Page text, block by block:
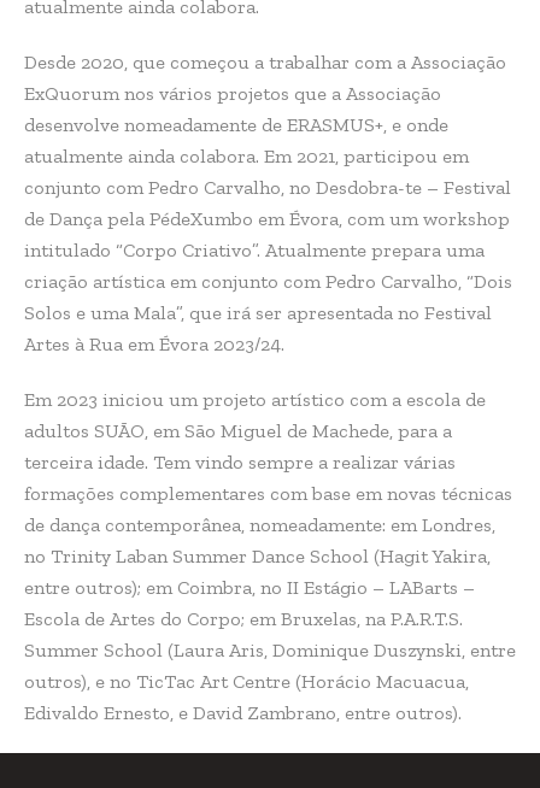
atualmente ainda colabora.
Desde 2020, que começou a trabalhar com a Associação
ExQuorum nos vários projetos que a Associação
desenvolve nomeadamente de ERASMUS+, e onde
atualmente ainda colabora. Em 2021, participou em
conjunto com Pedro Carvalho, no Desdobra-te – Festival
de Dança pela PédeXumbo em Évora, com um workshop
intitulado “Corpo Criativo”. Atualmente prepara uma
criação artística em conjunto com Pedro Carvalho, “Dois
Solos e uma Mala”, que irá ser apresentada no Festival
Artes à Rua em Évora 2023/24.
Em 2023 iniciou um projeto artístico com a escola de
adultos SUÃO, em São Miguel de Machede, para a
terceira idade. Tem vindo sempre a realizar várias
formações complementares com base em novas técnicas
de dança contemporânea, nomeadamente: em Londres,
no Trinity Laban Summer Dance School (Hagit Yakira,
entre outros); em Coimbra, no II Estágio – LABarts –
Escola de Artes do Corpo; em Bruxelas, na P.A.R.T.S.
Summer School (Laura Aris, Dominique Duszynski, entre
outros), e no TicTac Art Centre (Horácio Macuacua,
Edivaldo Ernesto, e David Zambrano, entre outros).